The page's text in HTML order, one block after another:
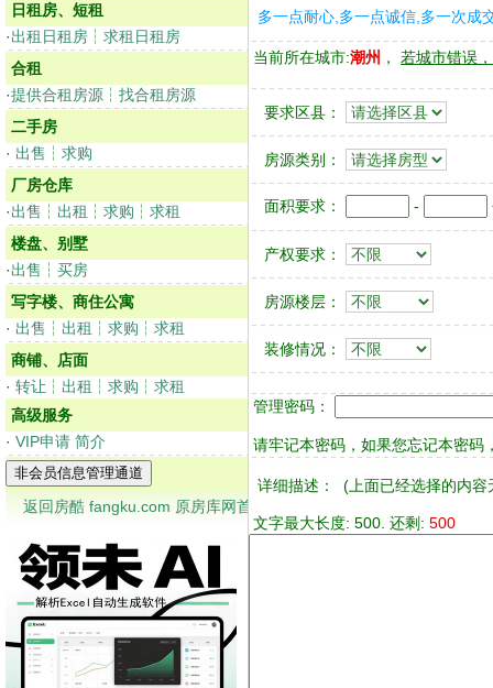
日租房、短租
·出租日租房 ┆ 求租日租房
合租
·提供合租房源 ┆ 找合租房源
二手房
· 出售 ┆ 求购
厂房仓库
·出售 ┆ 出租 ┆ 求购 ┆ 求租
楼盘、别墅
·出售 ┆ 买房
写字楼、商住公寓
· 出售 ┆ 出租 ┆ 求购 ┆ 求租
商铺、店面
· 转让 ┆ 出租 ┆ 求购 ┆ 求租
高级服务
· VIP申请 简介
返回房酷 fangku.com 原房库网首页
多一点耐心,多一点诚信,多一次成
当前所在城市:潮州 ， 若城市错误
要求区县：
房源类别：
面积要求： -
产权要求：
房源楼层：
装修情况：
管理密码：
请牢记本密码，如果您忘记本密码
详细描述： (上面已经选择的内
文字最大长度: 500. 还剩: 500